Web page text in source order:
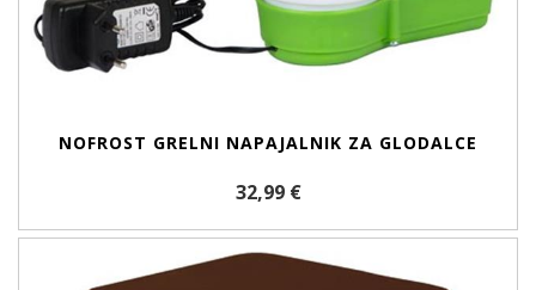
NOFROST GRELNI NAPAJALNIK ZA GLODALCE
32,99 €